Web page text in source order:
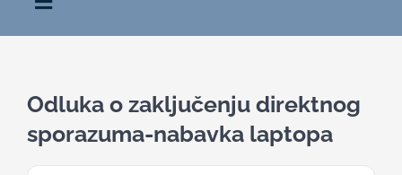
Toggle
Navigation
O nama
Odluka o zaključenju direktnog
sporazuma-nabavka laptopa